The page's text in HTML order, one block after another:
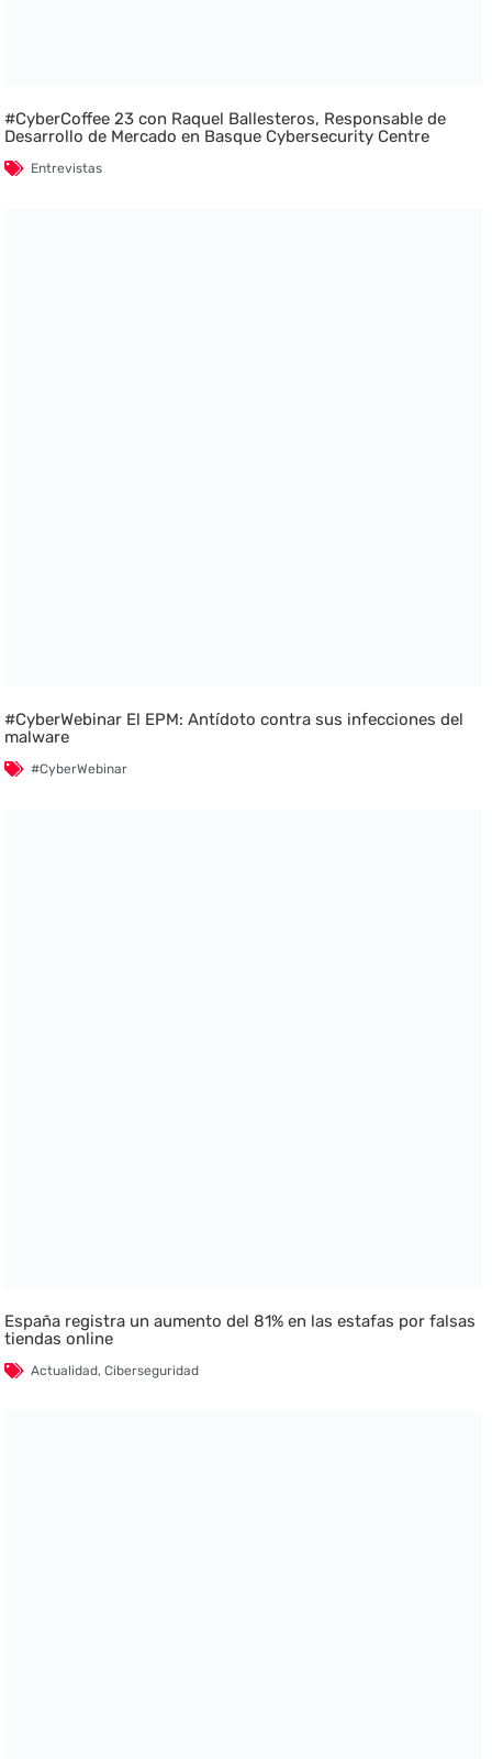
#CyberCoffee 23 con Raquel Ballesteros, Responsable de
Desarrollo de Mercado en Basque Cybersecurity Centre
Entrevistas
#CyberWebinar El EPM: Antídoto contra sus infecciones del
malware
#CyberWebinar
España registra un aumento del 81% en las estafas por falsas
tiendas online
Actualidad,Ciberseguridad